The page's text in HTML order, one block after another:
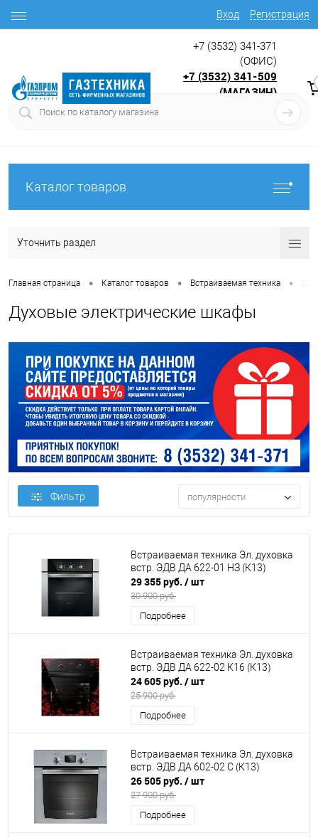
Вход Регистрация
+7 (3532) 341-371
(ОФИС)
+7 (3532) 341-509
(МАГАЗИН)
Каталог товаров
Уточнить раздел
Главная страница • Каталог товаров • Встраиваемая техника •
Духовые электрические шкафы
Фильтр популярности
Встраиваемая техника Эл. духовка
встр. ЭДВ ДА 622-01 НЗ (К13)
29 355 руб. / шт
30 900 руб.
Подробнее
Встраиваемая техника Эл. духовка
встр. ЭДВ ДА 622-02 К16 (К13)
24 605 руб. / шт
25 900 руб.
Подробнее
Встраиваемая техника Эл. духовка
встр. ЭДВ ДА 602-02 С (К13)
26 505 руб. / шт
27 900 руб.
Подробнее